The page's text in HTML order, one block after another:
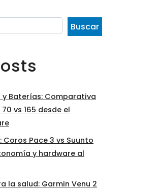
Buscar
y Baterías: Comparativa
vs 165 desde el
Pace 3 vs Suunto
y hardware al
la salud: Garmin Venu 2